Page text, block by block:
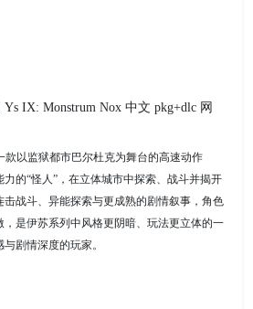
IX: Monstrum Nox 中文 pkg+dlc 网
款以监狱都市巴尔杜克为舞台的高速动作
的“怪人”，在立体城市中探索、战斗并揭开
战斗、异能探索与更成熟的剧情叙事，角色
，是伊苏系列中风格更阴暗、玩法更立体的一
剧情深度的玩家。